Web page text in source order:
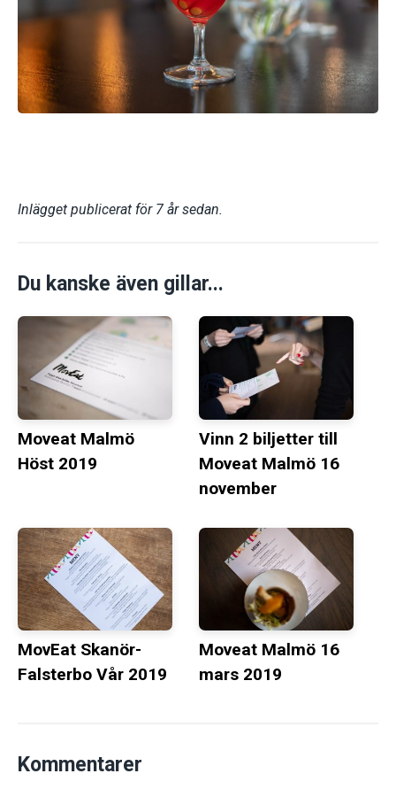
Inlägget publicerat för 7 år sedan.
Du kanske även gillar...
Moveat Malmö
Höst 2019
Vinn 2 biljetter till
Moveat Malmö 16
november
MovEat Skanör-
Falsterbo Vår 2019
Moveat Malmö 16
mars 2019
Kommentarer